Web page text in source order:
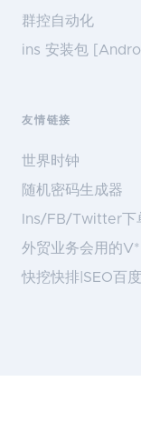
群控自动化
ins 安装包
友情链接
世界时钟
随机密码生成器
Ins/FB/Twitter下
外贸业务会用的
快挖快排|SEO百